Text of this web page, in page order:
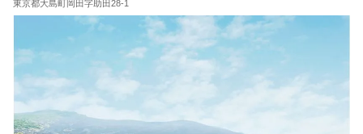
が充実した施設など、利用のシーンに合わせて参考にしてく
ださい。
東京都大島町岡田字助田28-1